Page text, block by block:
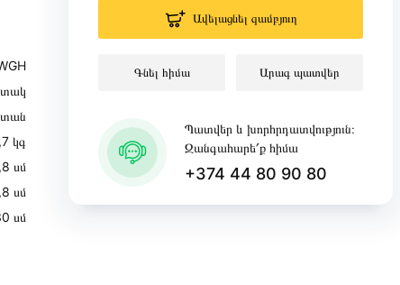
կգ
սմ
սմ
սմ
Ավելացնել զամբյուղ
Գնել հիմա Արագ պատվեր
Պատվեր և խորհրդատվություն։
Զանգահարե՛ք հիմա
+374 44 80 90 80